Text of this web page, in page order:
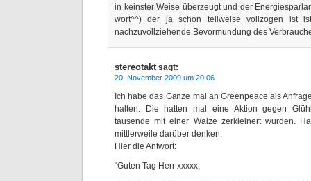
in keinster Weise überzeugt und der
wort^^) der ja schon teilweise vollzogen ist
nachzuvollziehende Bevormundung des
stereotaktsagt:
20. November 2009 um 20:06
Ich habe das Ganze mal an Greenpeace als
halten. Die hatten mal eine Aktion gegen
tausende mit einer Walze zerkleinert wurden.
mittlerweile darüber denken.
Hier die Antwort:
“Guten Tag Herr xxxxx,